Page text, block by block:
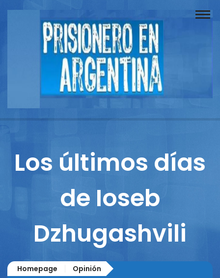
Buscador
Documentos
Reportajes
Los últimos días
de Ioseb
Dzhugashvili
Homepage
Opinión